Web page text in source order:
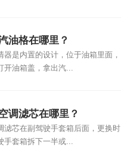
油格在哪里？
器是内置的设计，位于油箱里面，
开油箱盖，拿出汽...
调滤芯在哪里？
滤芯在副驾驶手套箱后面，更换时
手套箱拆下一半或...